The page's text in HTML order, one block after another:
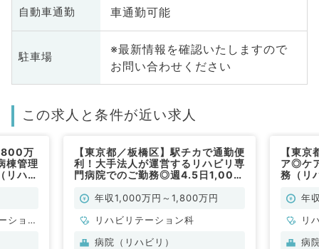
自動車通勤 車通勤可能
駐車場
※最新情報を確認いたしますので
お問い合わせください
この求人と条件が近い求人
万
棟管理
リハビ
ション
【東京都／板橋区】駅チカで通勤便
利！大手法人が運営するリハビリ専
門病院でのご勤務◎週4.5日1,000
科／常勤）
年収1,000万円～1,800万円
リハビリテーション科
病院（リハビリ）
【東
ア◎ケ
務（リ
年
リ
病